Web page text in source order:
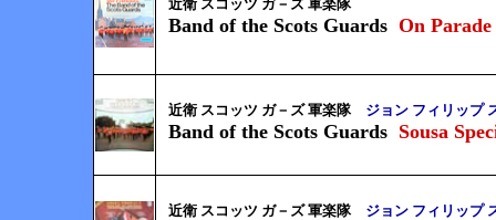
近衛 スコッツ ガ－ズ 軍楽隊
Band of the Scots Guards On Parade
近衛 スコッツ ガ－ズ 軍楽隊 ジョン フィリップ
Band of the Scots Guards Sousa
近衛 スコッツ ガ－ズ 軍楽隊 ジョン フィリップ